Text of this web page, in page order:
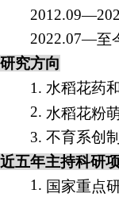
2022.07—至
研究方向
1. 水稻花药
2. 水稻花粉
3. 不育系创
近五年主持科研
1. 国家重点